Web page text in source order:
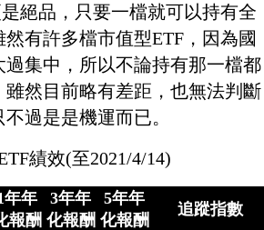
絕品，只要一檔就可以持有全
有許多檔市值型ETF，因為國
過集中，所以不論持有那一檔都
然目前略有差距，也無法判斷
過是是機運而已。
績效(至2021/4/14)
年年
報酬
3年年
化報酬
5年年
化報酬
追蹤指數